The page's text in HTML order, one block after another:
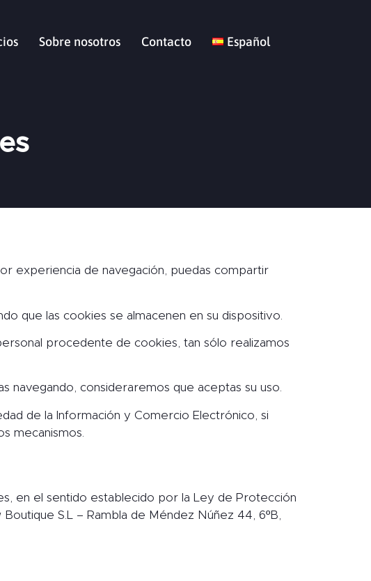
Sobre nosotros Contacto Español
experiencia de navegación, puedas compartir
que las cookies se almacenen en su dispositivo.
procedente de cookies, tan sólo realizamos
navegando, consideraremos que aceptas su uso.
de la Información y Comercio Electrónico, si
mecanismos.
en el sentido establecido por la Ley de Protección
S.L – Rambla de Méndez Núñez 44, 6ºB,